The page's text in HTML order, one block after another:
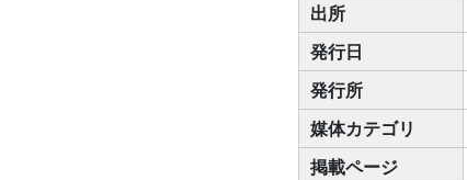
出所
発行日
発行所
媒体カテゴリ
掲載ページ